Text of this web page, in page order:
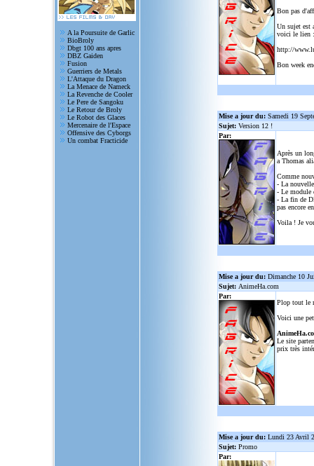
A la Poursuite de Garlic
BioBroly
Dbgt 100 ans apres
DBZ Gaiden
Fusion
Guerriers de Metals
L'Attaque du Dragon
La Menace de Nameck
La Revenche de Cooler
Le Pere de Sangoku
Le Retour de Broly
Le Robot des Glaces
Mercenaire de l'Espace
Offensive des Cyborgs
Un combat Fracticide
Bon pas
Un sujet est
voici le lien :
http://
Bon week
Mise a jour du: Samedi 19
Sujet: Version 12 !
Par:
Après un
a Thomas
Comme
- La
- Le module
- La fin de
pas encore
Voila ! Je
Mise a jour du: Dimanche 10
Sujet: AnimeHa.com
Par:
Plop tout le
Voici une
Le site
prix très
Mise a jour du: Lundi 23 Avril
Sujet: Promo
Par: